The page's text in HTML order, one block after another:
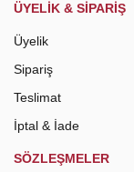
ÜYELİK & SİPARİŞ
Üyelik
Sipariş
Teslimat
İptal & İade
SÖZLEŞMELER